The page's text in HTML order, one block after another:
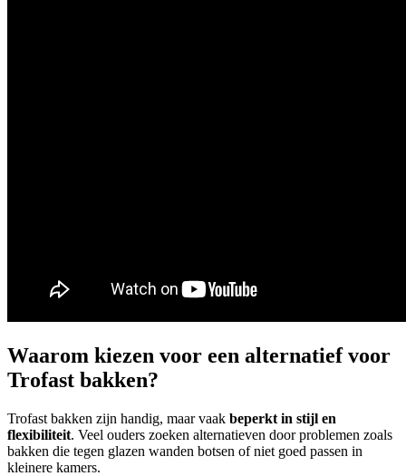
Waarom kiezen voor een alternatief voor
Trofast bakken?
Trofast bakken zijn handig, maar vaak beperkt in stijl en
flexibiliteit. Veel ouders zoeken alternatieven door problemen zoals
bakken die tegen glazen wanden botsen of niet goed passen in
kleinere kamers.